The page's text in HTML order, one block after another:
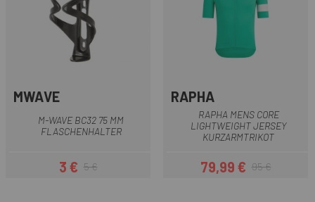
MWAVE
M-WAVE BC32 75 MM
FLASCHENHALTER
Preis
3 €Regulärer Preis
5 €
RAPHA
RAPHA MENS CORE
LIGHTWEIGHT JERSEY
KURZARMTRIKOT
Preis
79,99 €Regulärer Preis
95 €